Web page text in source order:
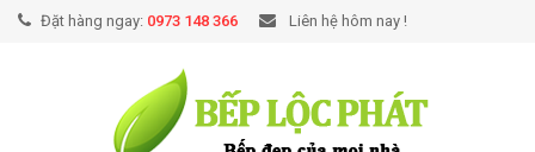
Đặt hàng ngay: 0973 148 366 Liên hệ hôm nay !